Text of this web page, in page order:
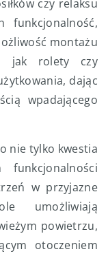
czy relaksu
montażu
jak rolety czy
dając
wpadającego
nie tylko kwestia
w przyjazne
umożliwiają
powietrzu,
otoczeniem